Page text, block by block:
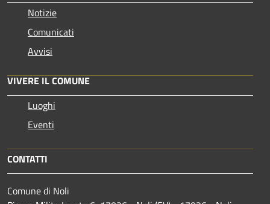
Notizie
Comunicati
Avvisi
VIVERE IL COMUNE
Luoghi
Eventi
CONTATTI
Comune di Noli